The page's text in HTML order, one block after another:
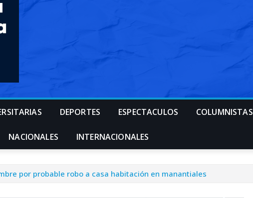
DEPORTES ESPECTACULOS COLUMNISTAS
NACIONALES INTERNACIONALES
por probable robo a casa habitación en manantiales